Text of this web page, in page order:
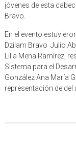
jóvenes de esta
Bravo.
En el evento
Dzilam Bravo Julio
Lilia Mena Ramírez,
Sistema para el
González Ana María
representación de del